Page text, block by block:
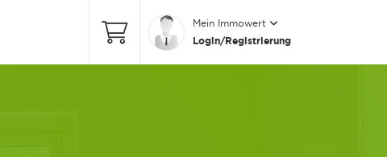
Mein Immowert
Login/Registrierung